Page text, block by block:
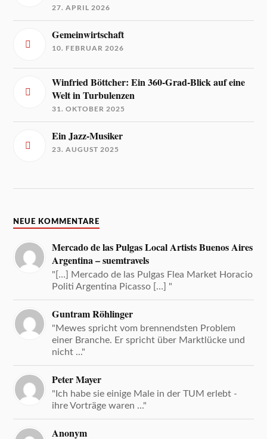
27. APRIL 2026
Gemeinwirtschaft
10. FEBRUAR 2026
Winfried Böttcher: Ein 360-Grad-Blick auf eine
Welt in Turbulenzen
31. OKTOBER 2025
Ein Jazz-Musiker
23. AUGUST 2025
NEUE KOMMENTARE
Mercado de las Pulgas Local Artists Buenos Aires
Argentina – suemtravels
"[…] Mercado de las Pulgas Flea Market Horacio
Politi Argentina Picasso […] "
Guntram Röhlinger
"Mewes spricht vom brennendsten Problem
einer Branche. Er spricht über Marktlücke und
nicht ..."
Peter Mayer
"Ich habe sie einige Male in der TUM erlebt -
ihre Vorträge waren ..."
Anonym